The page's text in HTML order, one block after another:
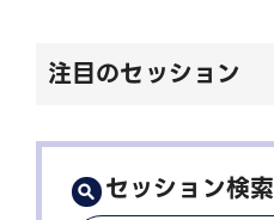
注目のセッション
セッション検索